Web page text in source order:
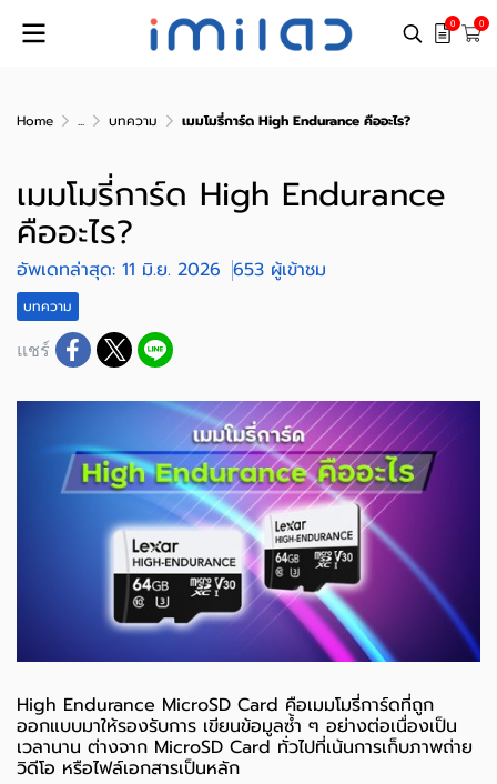
0 0
Home ... บทความ เมมโมรี่การ์ด High Endurance คืออะไร?
เมมโมรี่การ์ด High Endurance
คืออะไร?
อัพเดทล่าสุด: 11 มิ.ย. 2026 653 ผู้เข้าชม
บทความ
แชร์
High Endurance MicroSD Card คือเมมโมรี่การ์ดที่ถูก
ออกแบบมาให้รองรับการ เขียนข้อมูลซ้ำ ๆ อย่างต่อเนื่องเป็น
เวลานาน ต่างจาก MicroSD Card ทั่วไปที่เน้นการเก็บภาพถ่าย
วิดีโอ หรือไฟล์เอกสารเป็นหลัก